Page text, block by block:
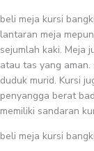
beli meja kursi
lantaran meja
sejumlah kaki. Meja
atau tas yang
duduk murid. Kursi
penyangga berat
memiliki sandaran
beli meja kursi